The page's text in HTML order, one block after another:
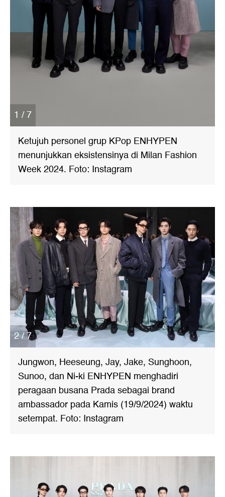
1 / 7
Ketujuh personel grup KPop ENHYPEN
menunjukkan eksistensinya di Milan Fashion
Week 2024. Foto: Instagram
2 / 7
Jungwon, Heeseung, Jay, Jake, Sunghoon,
Sunoo, dan Ni-ki ENHYPEN menghadiri
peragaan busana Prada sebagai brand
ambassador pada Kamis (19/9/2024) waktu
setempat. Foto: Instagram